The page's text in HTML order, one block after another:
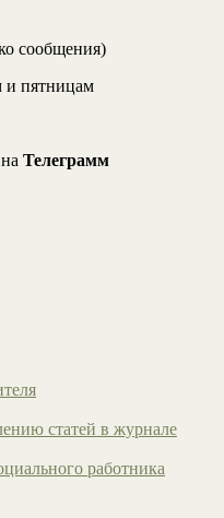
сообщения)
и пятницам
Телеграмм
статей в журнале
работника